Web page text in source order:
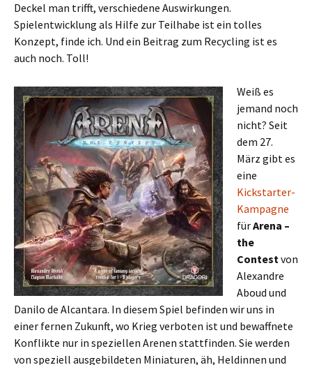
Deckel man trifft, verschiedene Auswirkungen.
Spielentwicklung als Hilfe zur Teilhabe ist ein tolles
Konzept, finde ich. Und ein Beitrag zum Recycling ist es
auch noch. Toll!
Weiß es
jemand noch
nicht? Seit
dem 27.
März gibt es
eine
Kickstarter-
Kampagne
fürArena –
the
Contestvon
Alexandre
Aboud und
Danilo de Alcantara. In diesem Spiel befinden wir uns in
einer fernen Zukunft, wo Krieg verboten ist und bewaffnete
Konflikte nur in speziellen Arenen stattfinden. Sie werden
von speziell ausgebildeten Miniaturen, äh, Heldinnen und